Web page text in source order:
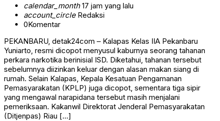
calendar_month17 jam yang lalu
account_circleRedaksi
0Komentar
PEKANBARU, detak24com – Kalapas Kelas IIA Pekanbaru
Yuniarto, resmi dicopot menyusul kaburnya seorang tahanan
perkara narkotika berinisial ISD. Diketahui, tahanan tersebut
sebelumnya diizinkan keluar dengan alasan makan siang di
rumah. Selain Kalapas, Kepala Kesatuan Pengamanan
Pemasyarakatan (KPLP) juga dicopot, sementara tiga sipir
yang mengawal narapidana tersebut masih menjalani
pemeriksaan. Kakanwil Direktorat Jenderal Pemasyarakatan
(Ditjenpas) Riau […]